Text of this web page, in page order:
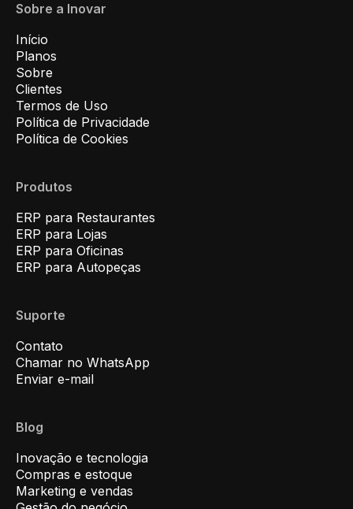
Sobre a Inovar
Início
Planos
Sobre
Clientes
Termos de Uso
Política de Privacidade
Política de Cookies
Produtos
ERP para Restaurantes
ERP para Lojas
ERP para Oficinas
ERP para Autopeças
Suporte
Contato
Chamar no WhatsApp
Enviar e-mail
Blog
Inovação e tecnologia
Compras e estoque
Marketing e vendas